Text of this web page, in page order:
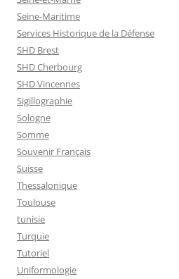
Seine-Maritime
Services Historique de la Défense
SHD Brest
SHD Cherbourg
SHD Vincennes
Sigillographie
Sologne
Somme
Souvenir Français
Suisse
Thessalonique
Toulouse
tunisie
Turquie
Tutoriel
Uniformologie